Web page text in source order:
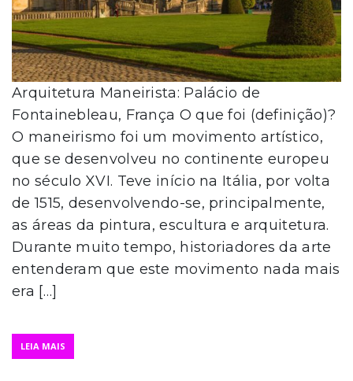
Arquitetura Maneirista: Palácio de
Fontainebleau, França O que foi (definição)?
O maneirismo foi um movimento artístico,
que se desenvolveu no continente europeu
no século XVI. Teve início na Itália, por volta
de 1515, desenvolvendo-se, principalmente,
as áreas da pintura, escultura e arquitetura.
Durante muito tempo, historiadores da arte
entenderam que este movimento nada mais
era […]
LEIA MAIS